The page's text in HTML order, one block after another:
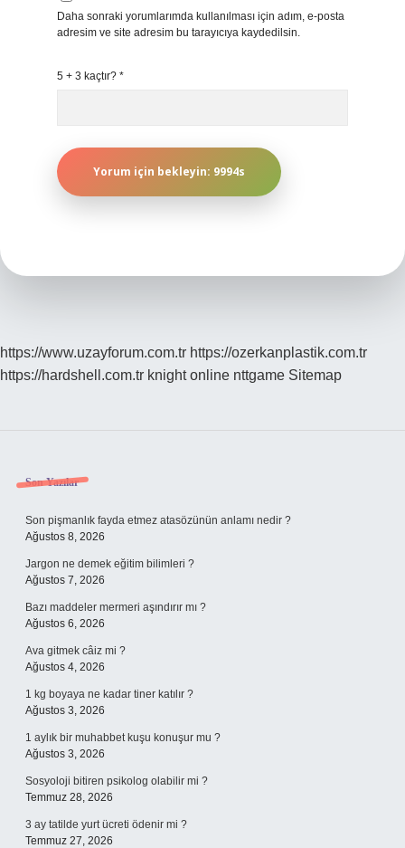
Daha sonraki yorumlarımda kullanılması için adım, e-posta
adresim ve site adresim bu tarayıcıya kaydedilsin.
5 + 3 kaçtır? *
https://www.uzayforum.com.tr https://ozerkanplastik.com.tr
https://hardshell.com.tr knight online nttgame Sitemap
Sidebar
Son Yazılar
Son pişmanlık fayda etmez atasözünün anlamı nedir ?
Ağustos 8, 2026
Jargon ne demek eğitim bilimleri ?
Ağustos 7, 2026
Bazı maddeler mermeri aşındırır mı ?
Ağustos 6, 2026
Ava gitmek câiz mi ?
Ağustos 4, 2026
1 kg boyaya ne kadar tiner katılır ?
Ağustos 3, 2026
1 aylık bir muhabbet kuşu konuşur mu ?
Ağustos 3, 2026
Sosyoloji bitiren psikolog olabilir mi ?
Temmuz 28, 2026
3 ay tatilde yurt ücreti ödenir mi ?
Temmuz 27, 2026